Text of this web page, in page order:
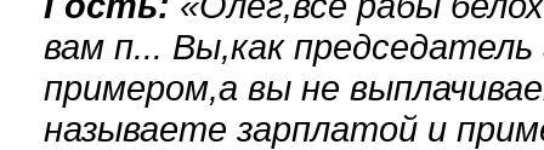
вам п... Вы,как
примером,а вы не
называете зарплатой и